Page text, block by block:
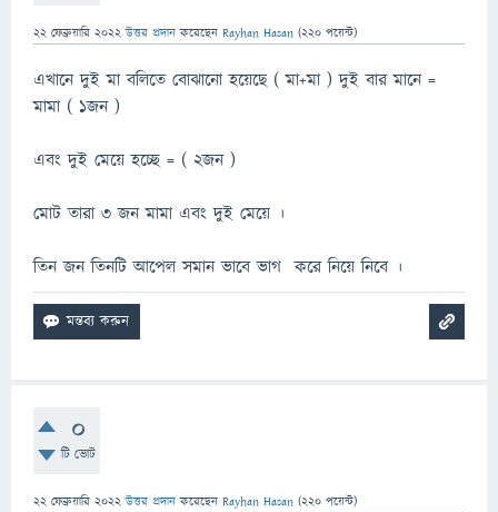
22 ফেব্রুয়ারি 2022 উত্তর প্রদান করেছেন Rayhan Hasan (220 পয়েন্ট)
এখানে দুই মা বলিতে বোঝানো হয়েছে ( মা+মা ) দুই বার মানে =
মামা ( ১জন )
এবং দুই মেয়ে হচ্ছে = ( ২জন )
মোট তারা ৩ জন মামা এবং দুই মেয়ে ।
তিন জন তিনটি আপেল সমান ভাবে ভাগ করে নিয়ে নিবে ।
0
টি ভোট
22 ফেব্রুয়ারি 2022 উত্তর প্রদান করেছেন Rayhan Hasan (220 পয়েন্ট)